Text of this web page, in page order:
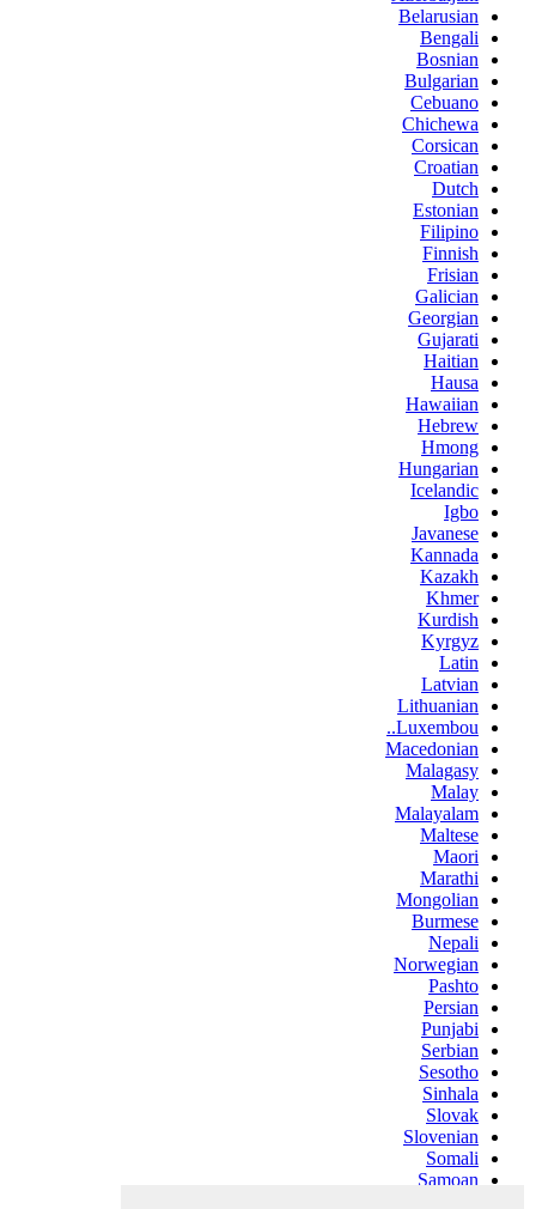
Belarusian
Bengali
Bosnian
Bulgarian
Cebuano
Chichewa
Corsican
Croatian
Dutch
Estonian
Filipino
Finnish
Frisian
Galician
Georgian
Gujarati
Haitian
Hausa
Hawaiian
Hebrew
Hmong
Hungarian
Icelandic
Igbo
Javanese
Kannada
Kazakh
Khmer
Kurdish
Kyrgyz
Latin
Latvian
Lithuanian
Luxembou..
Macedonian
Malagasy
Malay
Malayalam
Maltese
Maori
Marathi
Mongolian
Burmese
Nepali
Norwegian
Pashto
Persian
Punjabi
Serbian
Sesotho
Sinhala
Slovak
Slovenian
Somali
Samoan